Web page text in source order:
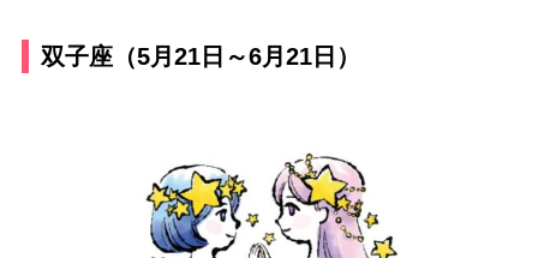
双子座（5月21日～6月21日）